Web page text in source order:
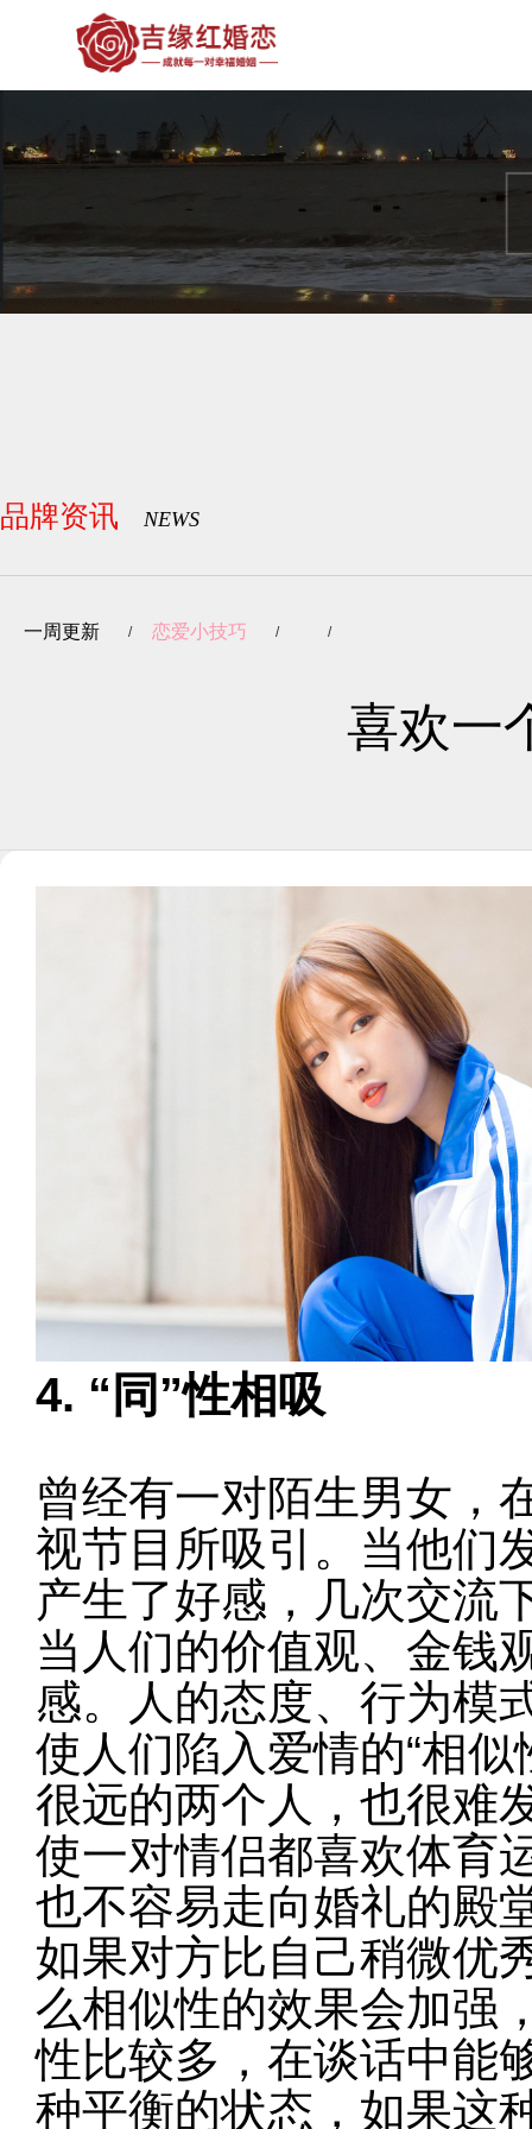
品牌资讯 NEWS
一周更新 恋爱小技巧
喜欢一
4. “同”性相吸
曾经有一对陌生男女，
视节目所吸引。当他们
产生了好感，几次交流
当人们的价值观、金钱
感。人的态度、行为模
使人们陷入爱情的“相
很远的两个人，也很难
使一对情侣都喜欢体育
也不容易走向婚礼的殿
如果对方比自己稍微优
么相似性的效果会加强
性比较多，在谈话中能
种平衡的状态，如果这